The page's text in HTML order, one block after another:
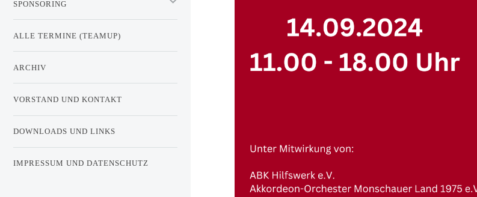
SPONSORING
ALLE TERMINE (TEAMUP)
ARCHIV
VORSTAND UND KONTAKT
DOWNLOADS UND LINKS
IMPRESSUM UND DATENSCHUTZ